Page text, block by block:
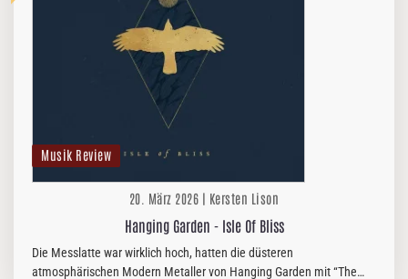
Musik Review
20. März 2026 | Kersten Lison
Hanging Garden - Isle Of Bliss
Die Messlatte war wirklich hoch, hatten die düsteren
atmosphärischen Modern Metaller von Hanging Garden mit “The